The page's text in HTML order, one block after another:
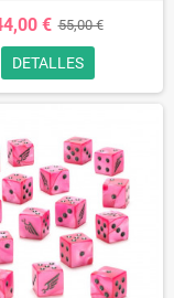
€ 55,00 €
DETALLES